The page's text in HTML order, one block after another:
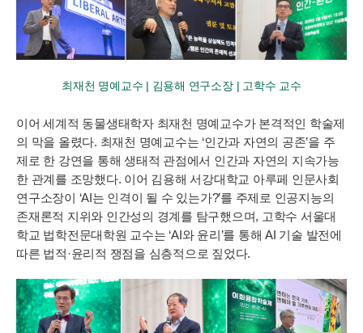
최재천 명예교수 | 김용해 연구소장 | 고학수 교수
이어 세계적 동물생태학자 최재천 명예교수가 본격적인 학술제
의 막을 올렸다. 최재천 명예교수는 ‘인간과 자연의 공존’을 주
제로 한 강연을 통해 생태적 관점에서 인간과 자연의 지속가능
한 관계를 조망했다. 이어 김용해 서강대학교 아루페 인문사회
연구소장이 ‘AI는 인격이 될 수 있는가?’를 주제로 인공지능의
존재론적 지위와 인간성의 경계를 탐구했으며, 고학수 서울대
학교 법학전문대학원 교수는 ‘AI와 윤리’를 통해 AI 기술 발전에
따른 법적·윤리적 쟁점을 심층적으로 짚었다.